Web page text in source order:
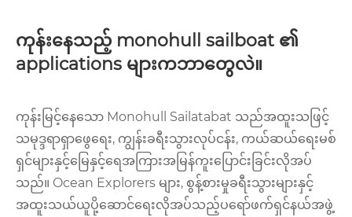
ကုန်းနေသည့် monohull sailboat ၏
applications များကဘာတွေလဲ။
ကုန်းမြင့်နေသော Monohull Sailatabat သည်အထူးသဖြင့်
သမုဒ္ဒရာရှာဖွေရေး, ကျွန်းခရီးသွားလုပ်ငန်း, ကယ်ဆယ်ရေးမစ်
ရှင်များနှင့်မြေနှင့်ရေအကြားအမြန်ကူးပြောင်းခြင်းလိုအပ်
သည်။ Ocean Explorers များ, စွန့်စားမှုခရီးသွားများနှင့်
အထူးသယ်ယူပို့ဆောင်ရေးလိုအပ်သည့်ပရော်ဖက်ရှင်နယ်အဖွဲ့